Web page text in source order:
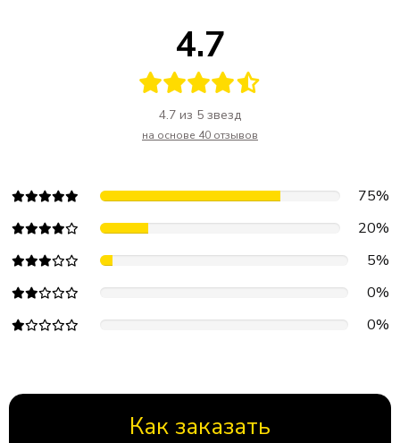
4.7
4.7 из 5 звезд
на основе 40 отзывов
75%
20%
5%
0%
0%
Как заказать